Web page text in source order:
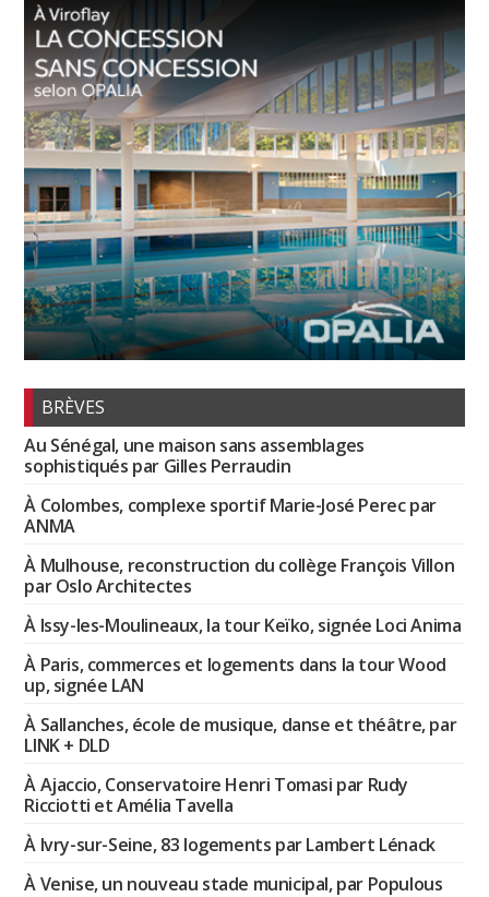
BRÈVES
Au Sénégal, une maison sans assemblages
sophistiqués par Gilles Perraudin
À Colombes, complexe sportif Marie-José Perec par
ANMA
À Mulhouse, reconstruction du collège François Villon
par Oslo Architectes
À Issy-les-Moulineaux, la tour Keïko, signée Loci Anima
À Paris, commerces et logements dans la tour Wood
up, signée LAN
À Sallanches, école de musique, danse et théâtre, par
LINK + DLD
À Ajaccio, Conservatoire Henri Tomasi par Rudy
Ricciotti et Amélia Tavella
À Ivry-sur-Seine, 83 logements par Lambert Lénack
À Venise, un nouveau stade municipal, par Populous